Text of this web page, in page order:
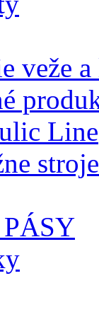
veže
Line
stroje